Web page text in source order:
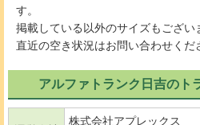
す。
掲載している以外のサイズもござい
直近の空き状況はお問い合わせくだ
アルファトランク日吉のト
株式会社アプレックス